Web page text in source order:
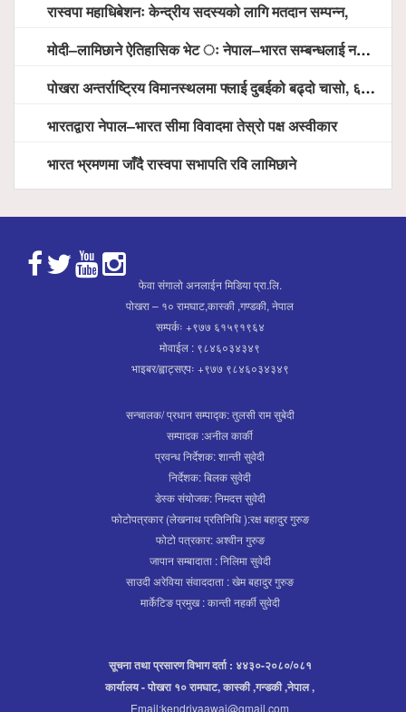
रास्वपा महाधिबेशनः केन्द्रीय सदस्यको लागि मतदान सम्पन्न,
मोदी–लामिछाने ऐतिहासिक भेट ः नेपाल–भारत सम्बन्धलाई नयाँ उचाइमा पु¥याउने साझा प्रतिबद्धता
पोखरा अन्तर्राष्ट्रिय विमानस्थलमा फ्लाई दुबईको बढ्दो चासो, ६ घण्टा लामो प्राविधिक निरीक्षणपछि दैनिक उडानको ढोका खुल्दै
भारतद्वारा नेपाल–भारत सीमा विवादमा तेस्रो पक्ष अस्वीकार
भारत भ्रमणमा जाँदै रास्वपा सभापति रवि लामिछाने
फेवा संगालो अनलाईन मिडिया प्रा.लि.
पोखरा – १० रामघाट,कास्की ,गण्डकी, नेपाल
सम्पर्कः +९७७ ६१५९१९६४
मोवाईल : ९८४६०३४३४९
भाइबर/ह्वाट्सएपः +९७७ ९८४६०३४३४९
सन्चालक/ प्रधान सम्पाद्क: तुलसी राम सुबेदी
सम्पादक :अनील कार्की
प्रवन्ध निर्देशक: शान्ती सुवेदी
निर्देशक: बिलक सुवेदी
डेस्क संयोजक: निमदत्त सुवेदी
फोटोपत्रकार (लेखनाथ प्रतिनिधि ):रक्ष बहादुर गुरुङ
फोटो पत्रकार: अश्वीन गुरुङ
जापान सम्बादाता : निलिमा सुवेदी
साउदी अरेविया संवाददाता : खेम बहादुर गुरुङ
मार्केटिङ प्रमुख : कान्ती नहर्की सुवेदी
सूचना तथा प्रसारण विभाग दर्ता : ४४३०-२०८०/०८१
कार्यालय - पोखरा १० रामघाट, कास्की ,गन्डकी ,नेपाल ,
Email:kendriyaawaj@gmail.com